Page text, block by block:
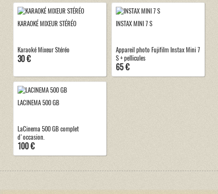
KARAOKÉ MIXEUR STÉRÉO
Karaoké Mixeur Stéréo
30 €
INSTAX MINI 7 S
Appareil photo Fujifilm Instax Mini 7
S + pellicules
65 €
LACINEMA 500 GB
LaCinema 500 GB complet
d'occasion.
100 €